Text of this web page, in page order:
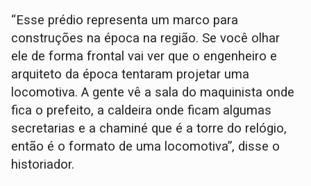
“Esse prédio representa um marco para
construções na época na região. Se você olhar
ele de forma frontal vai ver que o engenheiro e
arquiteto da época tentaram projetar uma
locomotiva. A gente vê a sala do maquinista onde
fica o prefeito, a caldeira onde ficam algumas
secretarias e a chaminé que é a torre do relógio,
então é o formato de uma locomotiva”, disse o
historiador.